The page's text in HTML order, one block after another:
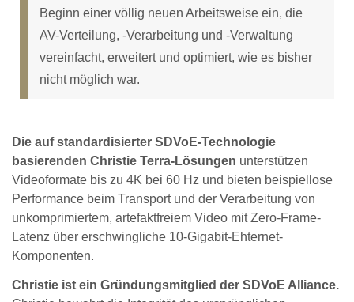
Beginn einer völlig neuen Arbeitsweise ein, die
AV-Verteilung, -Verarbeitung und -Verwaltung
vereinfacht, erweitert und optimiert, wie es bisher
nicht möglich war.
Die auf standardisierter SDVoE-Technologie
basierenden Christie Terra-Lösungen unterstützen
Videoformate bis zu 4K bei 60 Hz und bieten beispiellose
Performance beim Transport und der Verarbeitung von
unkomprimiertem, artefaktfreiem Video mit Zero-Frame-
Latenz über erschwingliche 10-Gigabit-Ehternet-
Komponenten.
Christie ist ein Gründungsmitglied der SDVoE Alliance.